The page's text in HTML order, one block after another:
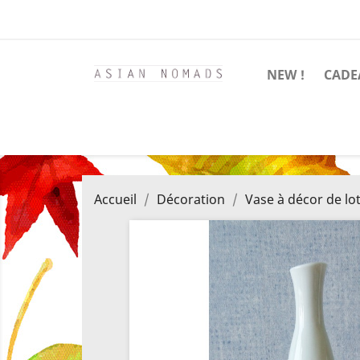
NEW !
Accueil Décoration Vase à décor de